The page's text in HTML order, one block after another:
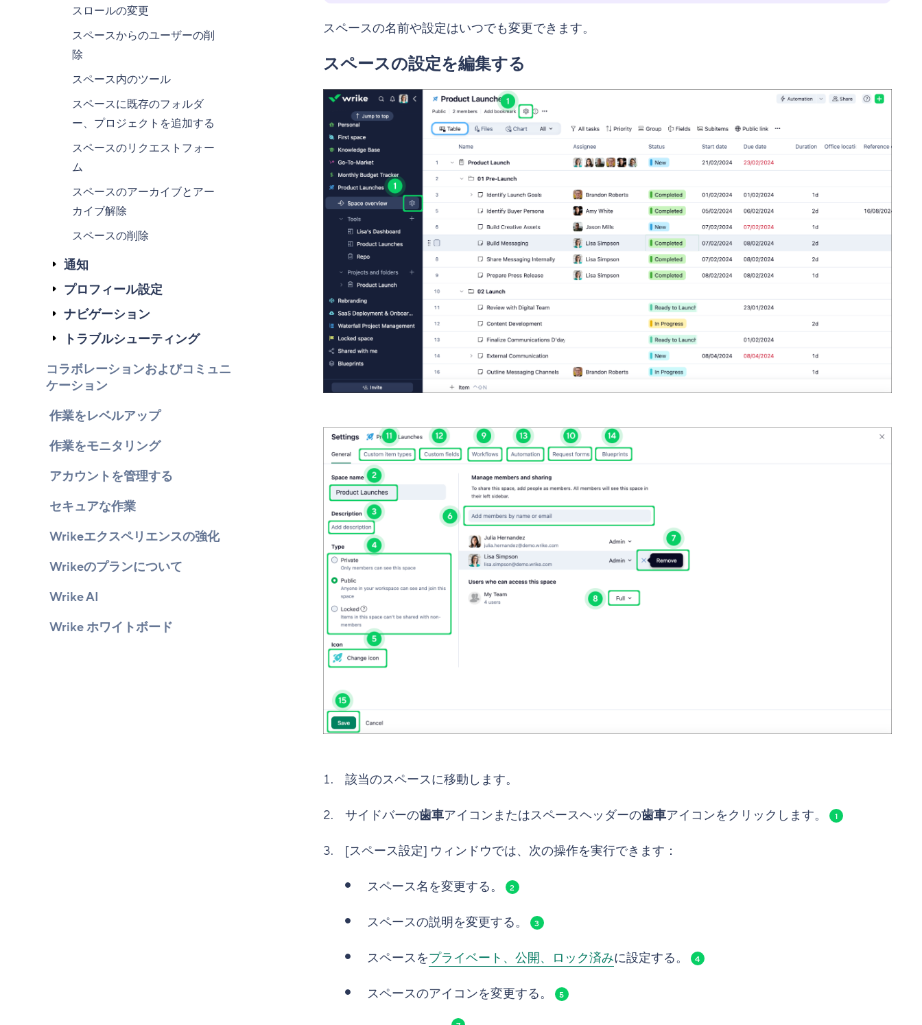
スロールの変更
スペースからのユーザーの削
除
スペース内のツール
スペースに既存のフォルダ
ー、プロジェクトを追加する
スペースのリクエストフォー
ム
スペースのアーカイブとアー
カイブ解除
スペースの削除
通知
プロフィール設定
ナビゲーション
トラブルシューティング
コラボレーションおよびコミュニ
ケーション
作業をレベルアップ
作業をモニタリング
アカウントを管理する
セキュアな作業
Wrikeエクスペリエンスの強化
Wrikeのプランについて
Wrike AI
Wrike ホワイトボード
スペースの名前や設定はいつでも変更できます。
スペースの設定を編集する
該当のスペースに移動します。
サイドバーの歯車アイコンまたはスペースヘッダーの歯車アイコンをクリックします。 1
[スペース設定] ウィンドウでは、次の操作を実行できます：
スペース名を変更する。 2
スペースの説明を変更する。 3
スペースをプライベート、公開、ロック済みに設定する。 4
スペースのアイコンを変更する。 5